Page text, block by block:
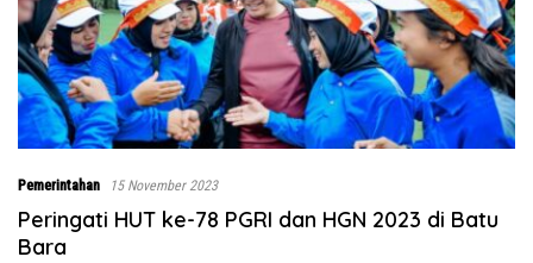
Pemerintahan 15 November 2023
Peringati HUT ke-78 PGRI dan HGN 2023 di Batu
Bara